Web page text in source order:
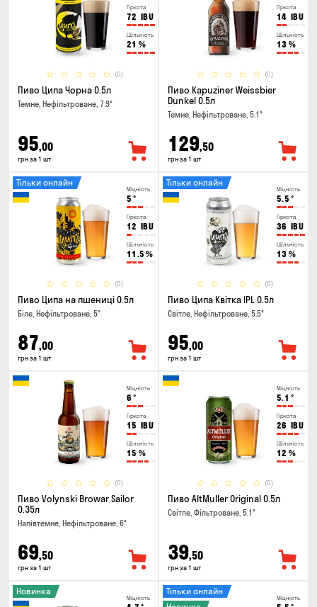
Гіркота
72 IBU
Щільність
21 %
(0)
Пиво Ципа Чорна 0.5л
Темне, Нефільтроване, 7.9°
95,00
грн за 1 шт
Гіркота
14 IBU
Щільність
13 %
(0)
Пиво Kapuziner Weissbier
Dunkel 0.5л
Темне, Нефільтроване, 5.1°
129,50
грн за 1 шт
Міцність
5 °
Гіркота
12 IBU
Щільність
11.5 %
(0)
Тільки онлайн
Пиво Ципа на пшениці 0.5л
Біле, Нефільтроване, 5°
87,00
грн за 1 шт
Міцність
5.5 °
Гіркота
36 IBU
Щільність
13 %
(0)
Тільки онлайн
Пиво Ципа Квітка IPL 0.5л
Світле, Нефільтроване, 5.5°
95,00
грн за 1 шт
Міцність
6 °
Гіркота
15 IBU
Щільність
15 %
(0)
Пиво Volynski Browar Sailor
0.35л
Напівтемне, Нефільтроване, 6°
69,50
грн за 1 шт
Міцність
5.1 °
Гіркота
26 IBU
Щільність
12 %
(0)
Пиво AltMuller Original 0.5л
Світле, Фільтроване, 5.1°
39,50
грн за 1 шт
Міцність
Новинка
Міцність
Тільки онлайн